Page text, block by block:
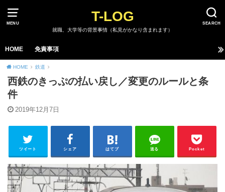
MENU SEARCH
T-LOG
就職、大学等の背景事情（私見がかなり含まれます）
HOME 免責事項
HOME 鉄道
西鉄のきっぷの払い戻し／変更のルールと条
件
2019年12月7日
ツイート シェア はてブ 送る Pocket